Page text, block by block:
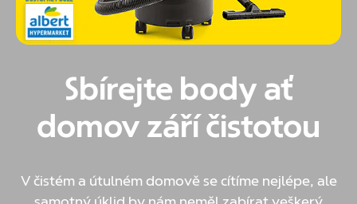
Sbírejte body ať
domov září čistotou
V čistém a útulném domově se cítíme nejlépe, ale